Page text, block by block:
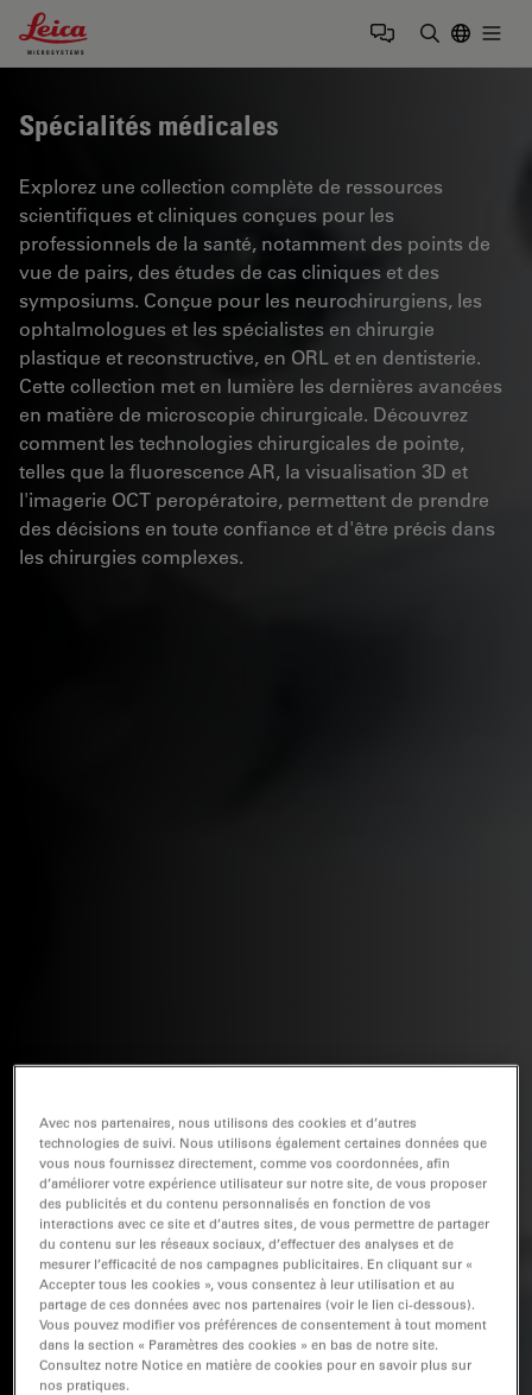
Leica Microsystems Logo
Spécialités médicales
Explorez une collection complète de ressources
scientifiques et cliniques conçues pour les
professionnels de la santé, notamment des points de
vue de pairs, des études de cas cliniques et des
symposiums. Conçue pour les neurochirurgiens, les
ophtalmologues et les spécialistes en chirurgie
plastique et reconstructive, en ORL et en dentisterie.
Cette collection met en lumière les dernières avancées
en matière de microscopie chirurgicale. Découvrez
comment les technologies chirurgicales de pointe,
telles que la fluorescence AR, la visualisation 3D et
l'imagerie OCT peropératoire, permettent de prendre
des décisions en toute confiance et d'être précis dans
les chirurgies complexes.
Avec nos partenaires, nous utilisons des cookies et d’autres
technologies de suivi. Nous utilisons également certaines données que
vous nous fournissez directement, comme vos coordonnées, afin
d’améliorer votre expérience utilisateur sur notre site, de vous proposer
des publicités et du contenu personnalisés en fonction de vos
interactions avec ce site et d’autres sites, de vous permettre de partager
du contenu sur les réseaux sociaux, d’effectuer des analyses et de
mesurer l’efficacité de nos campagnes publicitaires. En cliquant sur «
Accepter tous les cookies », vous consentez à leur utilisation et au
partage de ces données avec nos partenaires (voir le lien ci-dessous).
Vous pouvez modifier vos préférences de consentement à tout moment
dans la section « Paramètres des cookies » en bas de notre site.
Consultez notre Notice en matière de cookies pour en savoir plus sur
nos pratiques.